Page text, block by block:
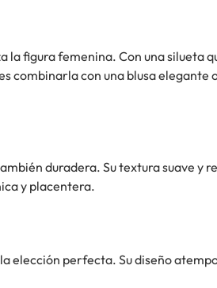
la figura femenina. Con una silueta
combinarla con una blusa elegante
duradera. Su textura suave
y placentera.
elección perfecta. Su diseño